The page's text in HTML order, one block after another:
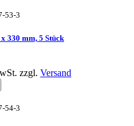
53-3
330 mm, 5 Stück
zzgl. Versand
54-3